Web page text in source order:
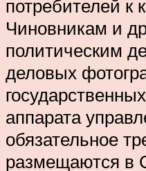
потребителей к
Чиновникам и
политическим
деловых
аппарата
обязательное
размещаются в